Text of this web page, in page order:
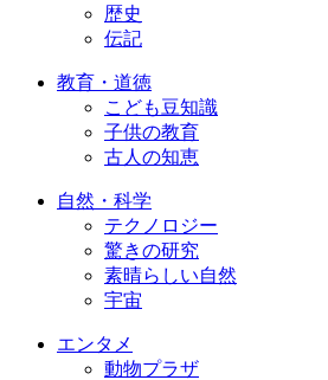
歴史
伝記
教育・道徳
こども豆知識
子供の教育
古人の知恵
自然・科学
テクノロジー
驚きの研究
素晴らしい自然
宇宙
エンタメ
動物プラザ